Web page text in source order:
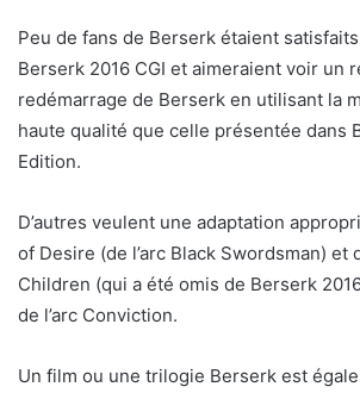
Peu de fans de Berserk étaient satisfaits
Berserk 2016 CGI et aimeraient voir un
redémarrage de Berserk en utilisant la
haute qualité que celle présentée dans
Edition.
D’autres veulent une adaptation
of Desire (de l’arc Black Swordsman) et
Children (qui a été omis de Berserk
de l’arc Conviction.
Un film ou une trilogie Berserk est